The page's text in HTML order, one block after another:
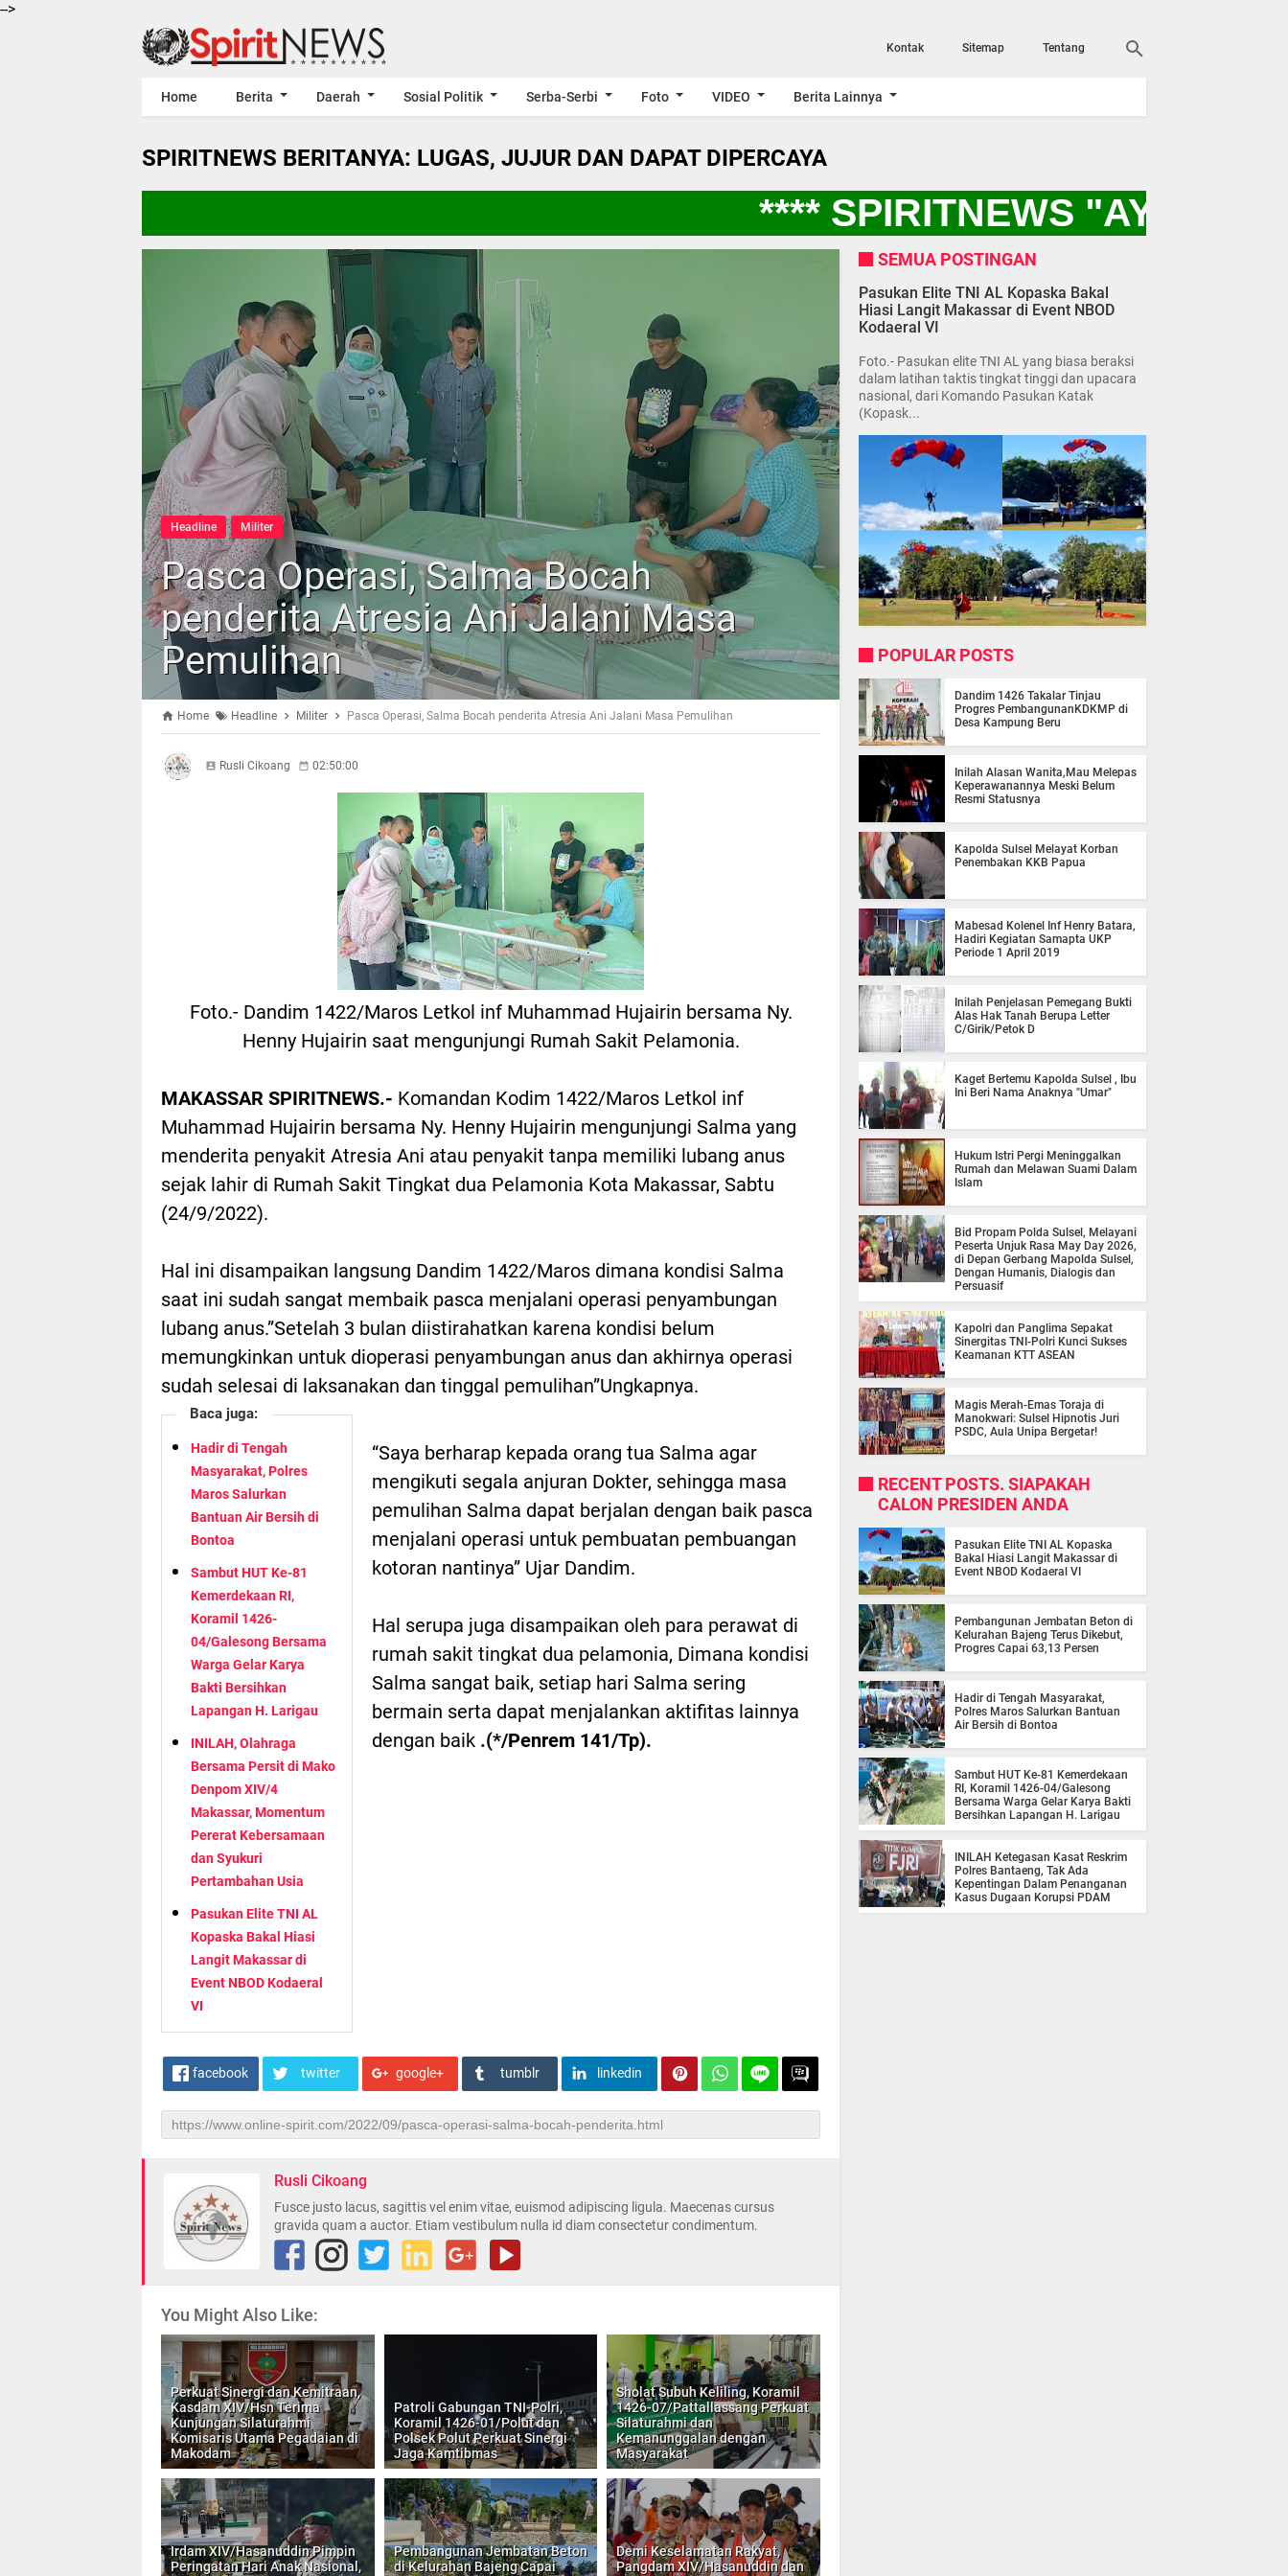
-->
Kontak Sitemap Tentang
Home Berita Daerah Sosial Politik Serba-Serbi Foto VIDEO Berita Lainnya
SPIRITNEWS BERITANYA: LUGAS, JUJUR DAN DAPAT DIPERCAYA
**** SPIRITNEWS "AYO KITA
Headline Militer
Pasca Operasi, Salma Bocah
penderita Atresia Ani Jalani Masa
Pemulihan
Home Headline Militer Pasca Operasi, Salma Bocah penderita Atresia Ani Jalani Masa Pemulihan
Rusli Cikoang 02:50:00
Foto.- Dandim 1422/Maros Letkol inf Muhammad Hujairin bersama Ny.
Henny Hujairin saat mengunjungi Rumah Sakit Pelamonia.
MAKASSAR SPIRITNEWS.- Komandan Kodim 1422/Maros Letkol inf
Muhammad Hujairin bersama Ny. Henny Hujairin mengunjungi Salma yang
menderita penyakit Atresia Ani atau penyakit tanpa memiliki lubang anus
sejak lahir di Rumah Sakit Tingkat dua Pelamonia Kota Makassar, Sabtu
(24/9/2022).
Hal ini disampaikan langsung Dandim 1422/Maros dimana kondisi Salma
saat ini sudah sangat membaik pasca menjalani operasi penyambungan
lubang anus.”Setelah 3 bulan diistirahatkan karena kondisi belum
memungkinkan untuk dioperasi penyambungan anus dan akhirnya operasi
sudah selesai di laksanakan dan tinggal pemulihan”Ungkapnya.
Baca juga:
Hadir di Tengah
Masyarakat, Polres
Maros Salurkan
Bantuan Air Bersih di
Bontoa
Sambut HUT Ke-81
Kemerdekaan RI,
Koramil 1426-
04/Galesong Bersama
Warga Gelar Karya
Bakti Bersihkan
Lapangan H. Larigau
INILAH, Olahraga
Bersama Persit di Mako
Denpom XIV/4
Makassar, Momentum
Pererat Kebersamaan
dan Syukuri
Pertambahan Usia
Pasukan Elite TNI AL
Kopaska Bakal Hiasi
Langit Makassar di
Event NBOD Kodaeral
VI
“Saya berharap kepada orang tua Salma agar
mengikuti segala anjuran Dokter, sehingga masa
pemulihan Salma dapat berjalan dengan baik pasca
menjalani operasi untuk pembuatan pembuangan
kotoran nantinya” Ujar Dandim.
Hal serupa juga disampaikan oleh para perawat di
rumah sakit tingkat dua pelamonia, Dimana kondisi
Salma sangat baik, setiap hari Salma sering
bermain serta dapat menjalankan aktifitas lainnya
dengan baik .(*/Penrem 141/Tp).
facebook twitter google+ tumblr linkedin
Rusli Cikoang
Fusce justo lacus, sagittis vel enim vitae, euismod adipiscing ligula. Maecenas cursus
gravida quam a auctor. Etiam vestibulum nulla id diam consectetur condimentum.
You Might Also Like:
Perkuat Sinergi dan Kemitraan,
Kasdam XIV/Hsn Terima
Kunjungan Silaturahmi
Komisaris Utama Pegadaian di
Makodam
Patroli Gabungan TNI-Polri,
Koramil 1426-01/Polut dan
Polsek Polut Perkuat Sinergi
Jaga Kamtibmas
Sholat Subuh Keliling, Koramil
1426-07/Pattallassang Perkuat
Silaturahmi dan
Kemanunggalan dengan
Masyarakat
Irdam XIV/Hasanuddin Pimpin
Peringatan Hari Anak Nasional,
Pembangunan Jembatan Beton
di Kelurahan Bajeng Capai
Demi Keselamatan Rakyat,
Pangdam XIV/Hasanuddin dan
SEMUA POSTINGAN
Pasukan Elite TNI AL Kopaska Bakal
Hiasi Langit Makassar di Event NBOD
Kodaeral VI
Foto.- Pasukan elite TNI AL yang biasa beraksi
dalam latihan taktis tingkat tinggi dan upacara
nasional, dari Komando Pasukan Katak
(Kopask...
POPULAR POSTS
Dandim 1426 Takalar Tinjau
Progres PembangunanKDKMP di
Desa Kampung Beru
Inilah Alasan Wanita,Mau Melepas
Keperawanannya Meski Belum
Resmi Statusnya
Kapolda Sulsel Melayat Korban
Penembakan KKB Papua
Mabesad Kolenel Inf Henry Batara,
Hadiri Kegiatan Samapta UKP
Periode 1 April 2019
Inilah Penjelasan Pemegang Bukti
Alas Hak Tanah Berupa Letter
C/Girik/Petok D
Kaget Bertemu Kapolda Sulsel , Ibu
Ini Beri Nama Anaknya "Umar"
Hukum Istri Pergi Meninggalkan
Rumah dan Melawan Suami Dalam
Islam
Bid Propam Polda Sulsel, Melayani
Peserta Unjuk Rasa May Day 2026,
di Depan Gerbang Mapolda Sulsel,
Dengan Humanis, Dialogis dan
Persuasif
Kapolri dan Panglima Sepakat
Sinergitas TNI-Polri Kunci Sukses
Keamanan KTT ASEAN
Magis Merah-Emas Toraja di
Manokwari: Sulsel Hipnotis Juri
PSDC, Aula Unipa Bergetar!
RECENT POSTS. SIAPAKAH
CALON PRESIDEN ANDA
Pasukan Elite TNI AL Kopaska
Bakal Hiasi Langit Makassar di
Event NBOD Kodaeral VI
Pembangunan Jembatan Beton di
Kelurahan Bajeng Terus Dikebut,
Progres Capai 63,13 Persen
Hadir di Tengah Masyarakat,
Polres Maros Salurkan Bantuan
Air Bersih di Bontoa
Sambut HUT Ke-81 Kemerdekaan
RI, Koramil 1426-04/Galesong
Bersama Warga Gelar Karya Bakti
Bersihkan Lapangan H. Larigau
INILAH Ketegasan Kasat Reskrim
Polres Bantaeng, Tak Ada
Kepentingan Dalam Penanganan
Kasus Dugaan Korupsi PDAM